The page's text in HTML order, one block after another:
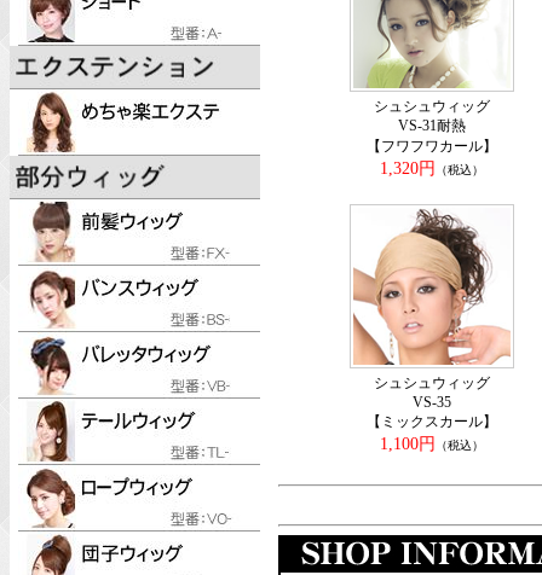
シュシュウィッグ
VS-31耐熱
【フワフワカール】
1,320円
（税込）
シュシュウィッグ
VS-35
【ミックスカール】
1,100円
（税込）